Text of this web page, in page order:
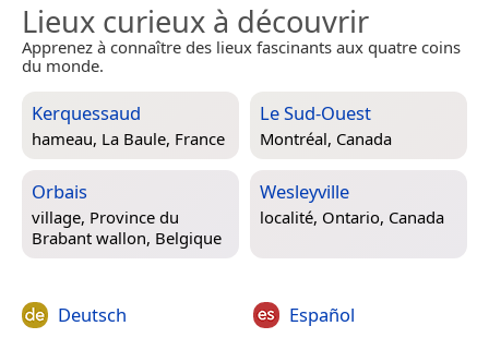
Lieux curieux à découvrir
Apprenez à connaître des lieux fascinants aux quatre coins
du monde.
Kerquessaud
hameau, La Baule, France
Le Sud-Ouest
Montréal, Canada
Orbais
village, Province du
Brabant wallon, Belgique
Wesleyville
localité, Ontario, Canada
Deutsch Español